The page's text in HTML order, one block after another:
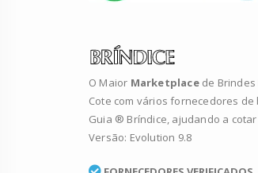
O Maior Marketplace de
Cote com vários fornecedores
Guia ® Bríndice, ajudando a
Versão: Evolution 9.8